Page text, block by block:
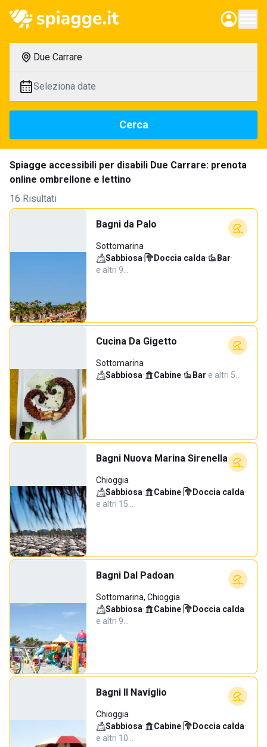
Due Carrare
Seleziona date
Cerca
Spiagge accessibili per disabili Due Carrare: prenota
online ombrellone e lettino
16 Risultati
Bagni da Palo
Sottomarina
Sabbiosa· Doccia calda· Bar·
e altri 9…
Cucina Da Gigetto
Sottomarina
Sabbiosa· Cabine· Bar·e altri 5…
Bagni Nuova Marina Sirenella
Chioggia
Sabbiosa· Cabine· Doccia calda·
e altri 15…
Bagni Dal Padoan
Sottomarina, Chioggia
Sabbiosa· Cabine· Doccia calda·
e altri 9…
Bagni Il Naviglio
Chioggia
Sabbiosa· Cabine· Doccia calda·
e altri 10…